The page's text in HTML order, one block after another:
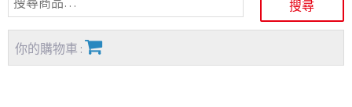
你的購物車 :